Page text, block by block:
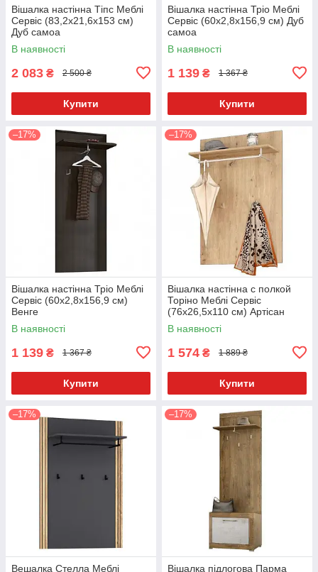
Вішалка настінна Тіпс Меблі
Сервіс (83,2х21,6х153 см)
Дуб самоа
В наявності
2 083 ₴ 2 500 ₴
Купити
Вішалка настінна Тріо Меблі
Сервіс (60х2,8х156,9 см) Дуб
самоа
В наявності
1 139 ₴ 1 367 ₴
Купити
–17%
Вішалка настінна Тріо Меблі
Сервіс (60х2,8х156,9 см)
Венге
В наявності
1 139 ₴ 1 367 ₴
Купити
–17%
Вішалка настінна с полкой
Торіно Меблі Сервіс
(76х26,5х110 см) Артісан
В наявності
1 574 ₴ 1 889 ₴
Купити
–17%
Вешалка Стелла Меблі
–17%
Вішалка підлогова Парма